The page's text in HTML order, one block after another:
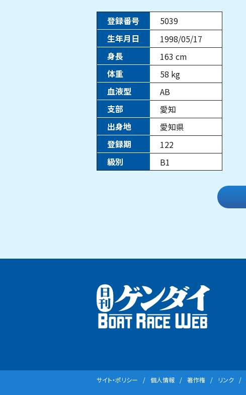
登録番号
5039
生年月日
1998/05/17
身長
163 cm
体重
58 kg
血液型
AB
支部
愛知
出身地
愛知県
登録期
122
級別
B1
サイト・ポリシー 個⼈情報 著作権 リンク